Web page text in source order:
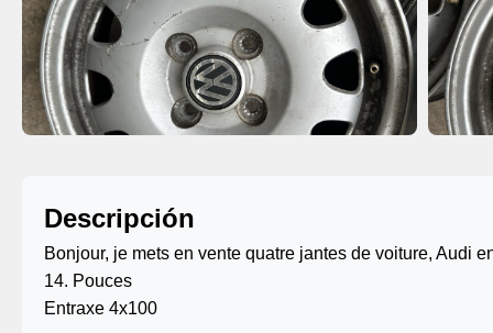
Descripción
Bonjour, je mets en vente quatre jantes de voiture, Audi
14. Pouces
Entraxe 4x100